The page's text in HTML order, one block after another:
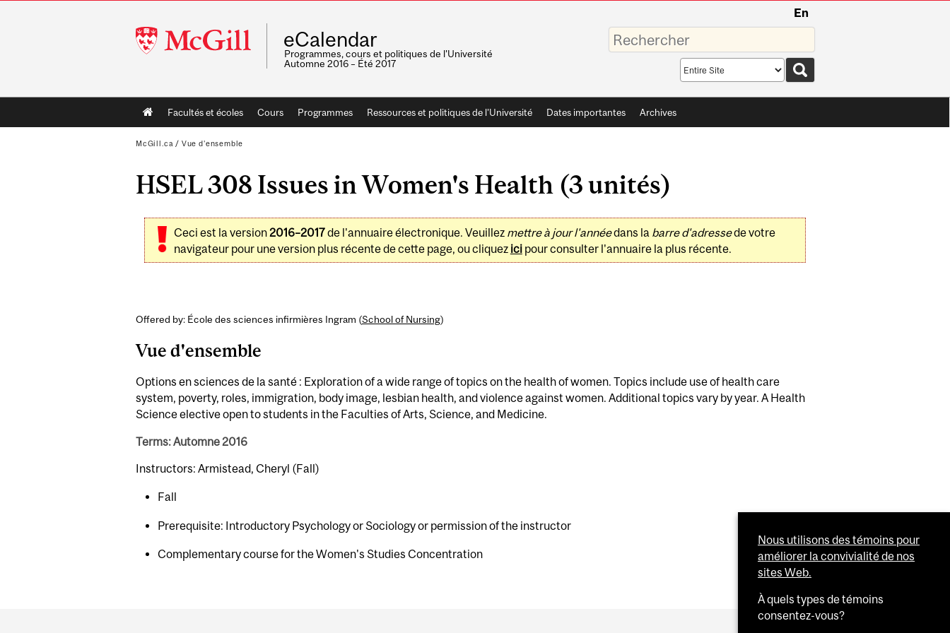
McGill
University
En
eCalendar
Programmes, cours et politiques de l'Université
Automne 2016 – Été 2017
Saisissez
vos
mots-
Search
scope
Main
navigation
Facultés et écoles Cours Programmes Ressources et politiques de l'Université Dates importantes Archives
McGill.ca / Vue d'ensemble
HSEL 308 Issues in Women's Health (3 unités)
Ceci est la version2016–2017de l'annuaire électronique. Veuillez mettre à jour l'annéedans la barre d'adressede votre
navigateur pour une version plus récente de cette page, ou cliquez icipour consulter l'annuaire la plus récente.
Offered by: École des sciences infirmières Ingram (School of Nursing)
Vue d'ensemble
Options en sciences de la santé : Exploration of a wide range of topics on the health of women. Topics include use of health care
system, poverty, roles, immigration, body image, lesbian health, and violence against women. Additional topics vary by year. A Health
Science elective open to students in the Faculties of Arts, Science, and Medicine.
Terms: Automne 2016
Instructors: Armistead, Cheryl (Fall)
Fall
Prerequisite: Introductory Psychology or Sociology or permission of the instructor
Complementary course for the Women's Studies Concentration
Nous utilisons des témoins pour
améliorer la convivialité de nos
sites Web.
À quels types de témoins
consentez-vous?